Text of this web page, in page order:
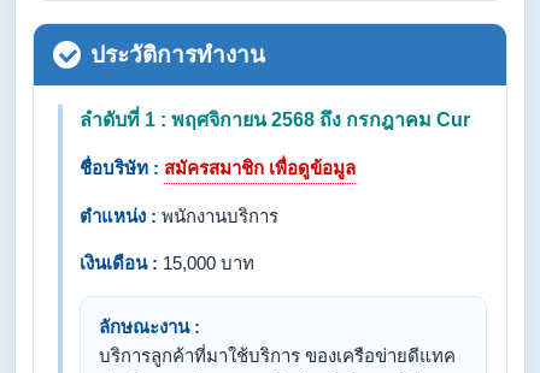
ประวัติการทำงาน
ลำดับที่ 1 : พฤศจิกายน 2568 ถึง กรกฎาคม Cur
ชื่อบริษัท : สมัครสมาชิก เพื่อดูข้อมูล
ตำแหน่ง : พนักงานบริการ
เงินเดือน : 15,000 บาท
ลักษณะงาน :
บริการลูกค้าที่มาใช้บริการ ของเครือข่ายดีแทค